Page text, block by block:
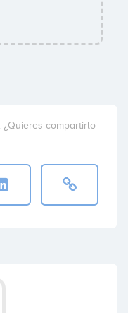
compartirlo